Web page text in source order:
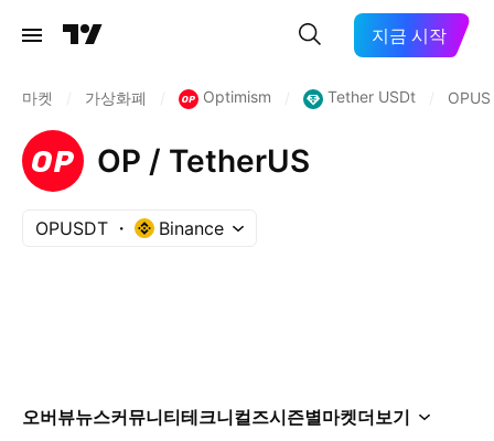
지금 시작
마켓 가상화폐 Optimism Tether USDt
OP / TetherUS
OPUSDT Binance
오버뷰뉴스커뮤니티테크니컬즈시즌별마켓더보기